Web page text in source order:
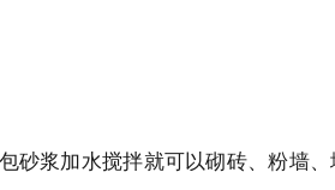
砂浆加水搅拌就可以砌砖、粉墙